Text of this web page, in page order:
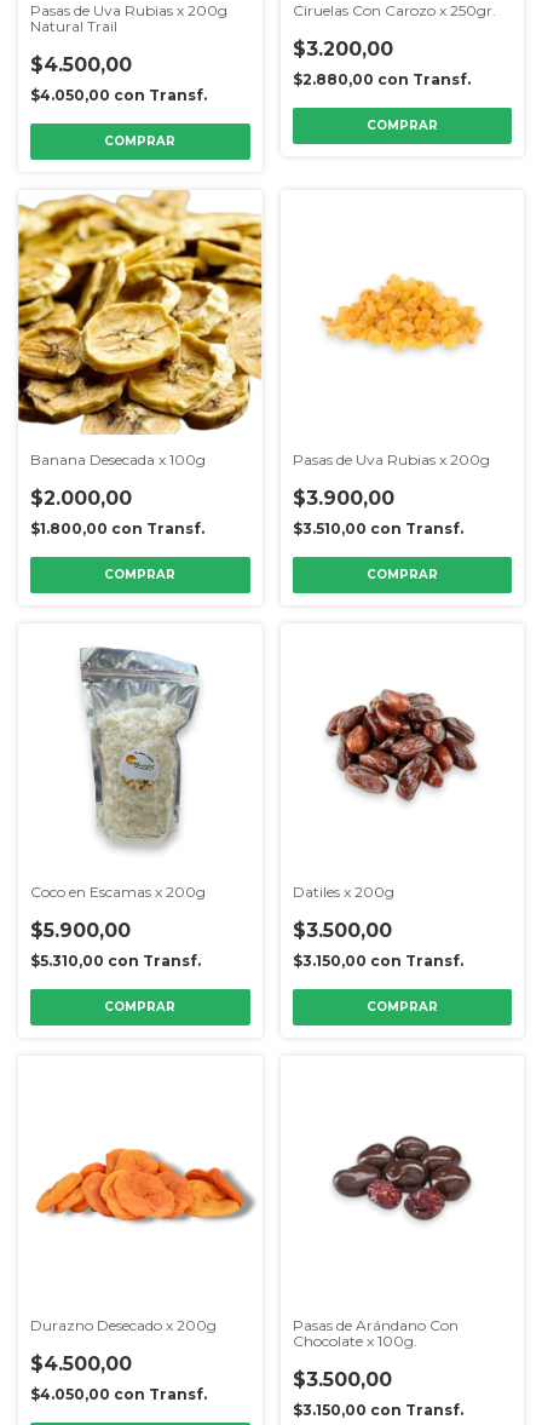
Pasas de Uva Rubias x 200g
Natural Trail
$4.500,00
$4.050,00 con Transf.
Ciruelas Con Carozo x 250gr.
$3.200,00
$2.880,00 con Transf.
Banana Desecada x 100g
$2.000,00
$1.800,00 con Transf.
Pasas de Uva Rubias x 200g
$3.900,00
$3.510,00 con Transf.
Coco en Escamas x 200g
$5.900,00
$5.310,00 con Transf.
Datiles x 200g
$3.500,00
$3.150,00 con Transf.
Durazno Desecado x 200g
$4.500,00
$4.050,00 con Transf.
Pasas de Arándano Con
Chocolate x 100g.
$3.500,00
$3.150,00 con Transf.